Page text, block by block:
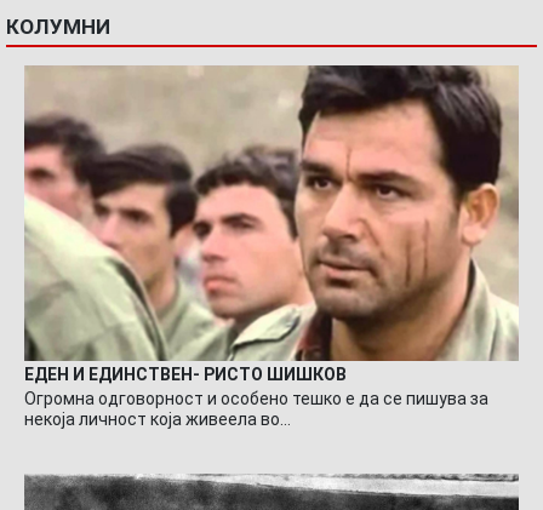
КОЛУМНИ
ЕДЕН И ЕДИНСТВЕН- РИСТО ШИШКОВ
Огромна одговорност и особено тешко е да се пишува за
некоја личност која живеела во…